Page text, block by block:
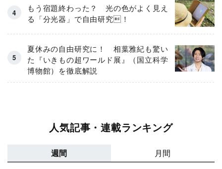
もう宿題終わった？ 光の色がよく見え
る「分光器」で自由研究！
夏休みの自由研究に！ 相葉雅紀も驚い
た『いきもの超ワールド展』（国立科学
博物館）を徹底解説
人気記事・連載ランキング
週間 月間